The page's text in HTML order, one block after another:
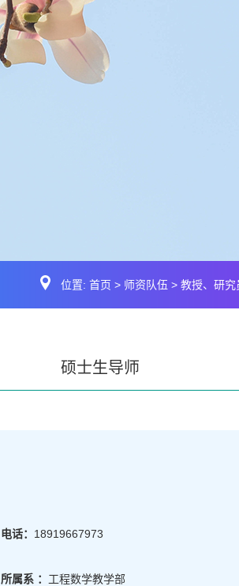
位置: 首页 > 师资队伍 > 教授、研究
硕士生导师
电话： 18919667973
所属系 ： 工程数学教学部